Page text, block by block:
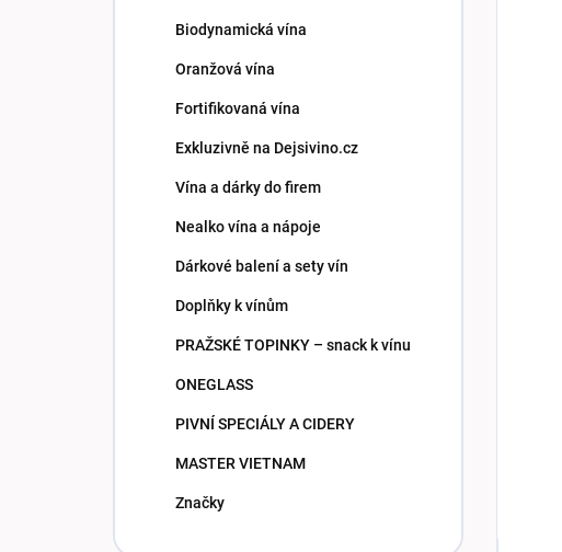
Biodynamická vína
Oranžová vína
Fortifikovaná vína
Exkluzivně na Dejsivino.cz
Vína a dárky do firem
Nealko vína a nápoje
Dárkové balení a sety vín
Doplňky k vínům
PRAŽSKÉ TOPINKY – snack k vínu
ONEGLASS
PIVNÍ SPECIÁLY A CIDERY
MASTER VIETNAM
Značky